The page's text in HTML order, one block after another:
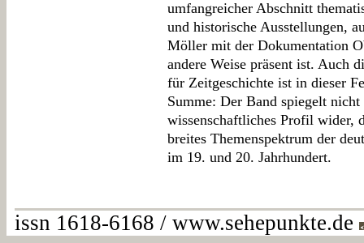
umfangreicher Abschnitt
und historische Ausstellungen,
Möller mit der Dokumentation
andere Weise präsent ist. Auch
für Zeitgeschichte ist in dieser
Summe: Der Band spiegelt
wissenschaftliches Profil wider,
breites Themenspektrum der
im 19. und 20. Jahrhundert.
issn 1618-6168 / www.sehepunkte.de